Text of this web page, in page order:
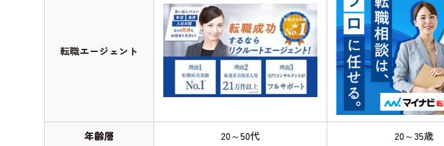
転職エージェント
年齢層 20～50代
20～35歳